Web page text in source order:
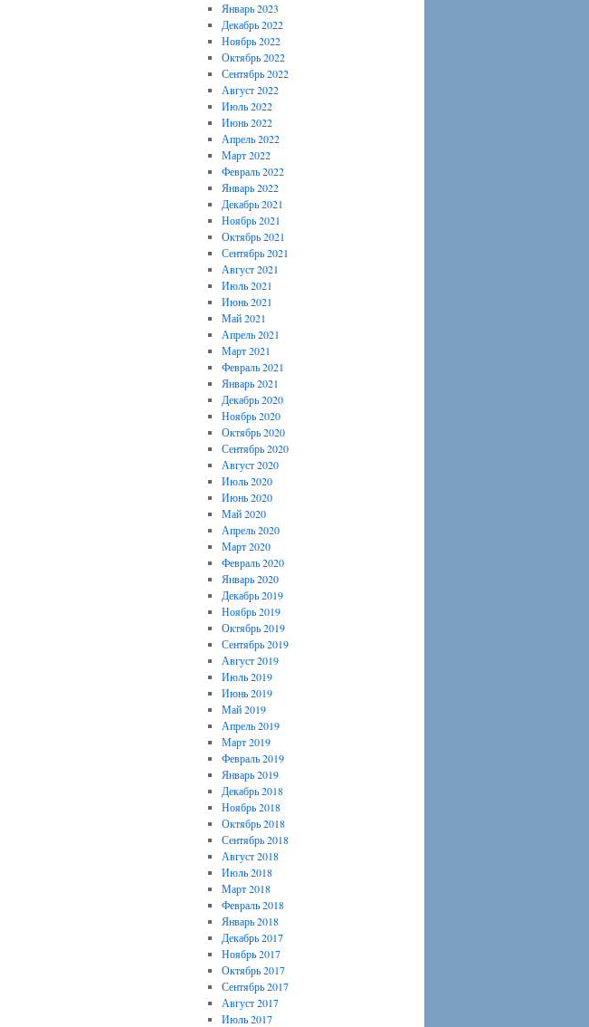
Январь 2023
Декабрь 2022
Ноябрь 2022
Октябрь 2022
Сентябрь 2022
Август 2022
Июль 2022
Июнь 2022
Апрель 2022
Март 2022
Февраль 2022
Январь 2022
Декабрь 2021
Ноябрь 2021
Октябрь 2021
Сентябрь 2021
Август 2021
Июль 2021
Июнь 2021
Май 2021
Апрель 2021
Март 2021
Февраль 2021
Январь 2021
Декабрь 2020
Ноябрь 2020
Октябрь 2020
Сентябрь 2020
Август 2020
Июль 2020
Июнь 2020
Май 2020
Апрель 2020
Март 2020
Февраль 2020
Январь 2020
Декабрь 2019
Ноябрь 2019
Октябрь 2019
Сентябрь 2019
Август 2019
Июль 2019
Июнь 2019
Май 2019
Апрель 2019
Март 2019
Февраль 2019
Январь 2019
Декабрь 2018
Ноябрь 2018
Октябрь 2018
Сентябрь 2018
Август 2018
Июль 2018
Март 2018
Февраль 2018
Январь 2018
Декабрь 2017
Ноябрь 2017
Октябрь 2017
Сентябрь 2017
Август 2017
Июль 2017